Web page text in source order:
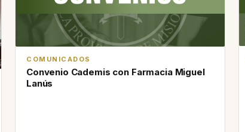
COMUNICADOS
Convenio Cademis con Farmacia Miguel
Lanús